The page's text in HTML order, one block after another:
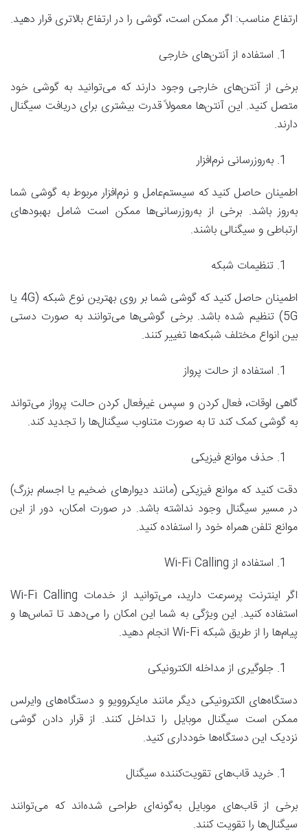
ارتفاع مناسب: اگر ممکن است، گوشی را در ارتفاع بالاتری قرار دهید.
استفاده از آنتن‌های خارجی
برخی از آنتن‌های خارجی وجود دارند که می‌توانید به گوشی خود
متصل کنید. این آنتن‌ها معمولاً قدرت بیشتری برای دریافت سیگنال
دارند.
به‌روزرسانی نرم‌افزار
اطمینان حاصل کنید که سیستم‌عامل و نرم‌افزار مربوط به گوشی شما
به‌روز باشد. برخی از به‌روزرسانی‌ها ممکن است شامل بهبودهای
ارتباطی و سیگنالی باشند.
تنظیمات شبکه
اطمینان حاصل کنید که گوشی شما بر روی بهترین نوع شبکه (4G یا
5G) تنظیم شده باشد. برخی گوشی‌ها می‌توانند به صورت دستی
بین انواع مختلف شبکه‌ها تغییر کنند.
استفاده از حالت پرواز
گاهی اوقات، فعال کردن و سپس غیرفعال کردن حالت پرواز می‌تواند
به گوشی کمک کند تا به صورت متناوب سیگنال‌ها را تجدید کند.
حذف موانع فیزیکی
دقت کنید که موانع فیزیکی (مانند دیوارهای ضخیم یا اجسام بزرگ)
در مسیر سیگنال وجود نداشته باشد. در صورت امکان، دور از این
موانع تلفن همراه خود را استفاده کنید.
استفاده از Wi-Fi Calling
اگر اینترنت پرسرعت دارید، می‌توانید از خدمات Wi-Fi Calling
استفاده کنید. این ویژگی به شما این امکان را می‌دهد تا تماس‌ها و
پیام‌ها را از طریق شبکه Wi-Fi انجام دهید.
جلوگیری از مداخله الکترونیکی
دستگاه‌های الکترونیکی دیگر مانند مایکروویو و دستگاه‌های وایرلس
ممکن است سیگنال موبایل را تداخل کنند. از قرار دادن گوشی
نزدیک این دستگاه‌ها خودداری کنید.
خرید قاب‌های تقویت‌کننده سیگنال
برخی از قاب‌های موبایل به‌گونه‌ای طراحی شده‌اند که می‌توانند
سیگنال‌ها را تقویت کنند.